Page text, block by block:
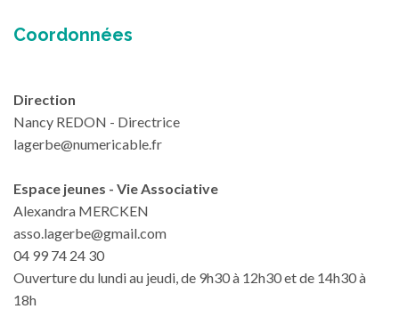
Coordonnées
Direction
Nancy REDON - Directrice
lagerbe@numericable.fr
Espace jeunes - Vie Associative
Alexandra MERCKEN
asso.lagerbe@gmail.com
04 99 74 24 30
Ouverture du lundi au jeudi, de 9h30 à 12h30 et de 14h30 à
18h